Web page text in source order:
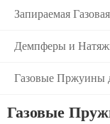
Запираемая
Демпферы и
Газовые Пржуины
Газовые